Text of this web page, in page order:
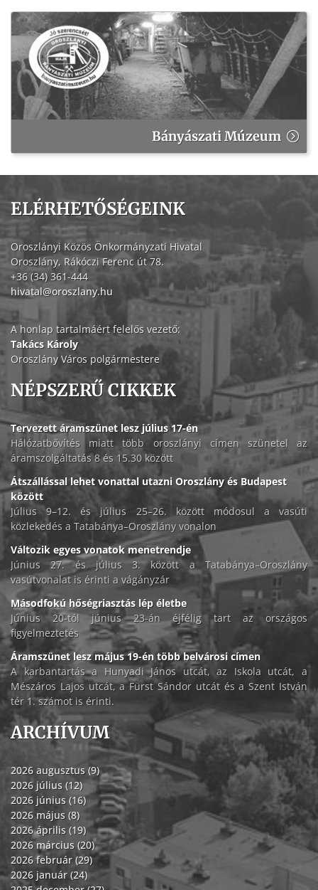
Bányászati Múzeum
ELÉRHETŐSÉGEINK
Oroszlányi Közös Önkormányzati Hivatal
Oroszlány, Rákóczi Ferenc út 78.
+36 (34) 361-444
hivatal@oroszlany.hu
A honlap tartalmáért felelős vezető:
Takács Károly
Oroszlány Város polgármestere
NÉPSZERŰ CIKKEK
Tervezett áramszünet lesz július 17-én
Hálózatbővítés miatt több oroszlányi címen szünetel az
áramszolgáltatás 8 és 15.30 között
Átszállással lehet vonattal utazni Oroszlány és Budapest
között
Július 9–12. és július 25–26. között módosul a vasúti
közlekedés a Tatabánya–Oroszlány vonalon
Változik egyes vonatok menetrendje
Június 27. és július 3. között a Tatabánya–Oroszlány
vasútvonalat is érinti a vágányzár
Másodfokú hőségriasztás lép életbe
Június 20-tól június 23-án éjfélig tart az országos
figyelmeztetés
Áramszünet lesz május 19-én több belvárosi címen
A karbantartás a Hunyadi János utcát, az Iskola utcát, a
Mészáros Lajos utcát, a Fürst Sándor utcát és a Szent István
tér 1. számot is érinti.
ARCHÍVUM
2026 augusztus (9)
2026 július (12)
2026 június (16)
2026 május (8)
2026 április (19)
2026 március (20)
2026 február (29)
2026 január (24)